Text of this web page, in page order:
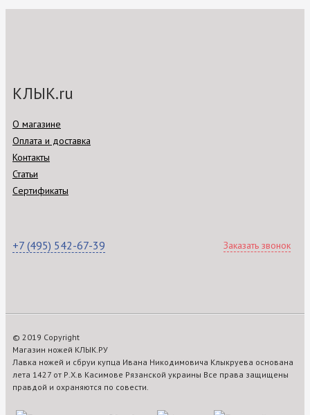
КЛЫК.ru
О магазине
Оплата и доставка
Контакты
Статьи
Сертификаты
+7 (495) 542-67-39 Заказать звонок
© 2019 Copyright
Магазин ножей КЛЫК.РУ
Лавка ножей и сбруи купца Ивана Никодимовича Клыкруева основана
лета 1427 от Р.Х.в Касимове Рязанской украины Все права защищены
правдой и охраняются по совести.